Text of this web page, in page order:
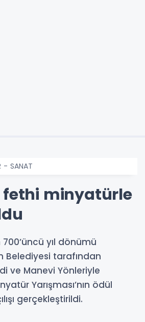
- SANAT
fethi minyatürle
700’üncü yıl dönümü
Belediyesi tarafından
ve Manevi Yönleriyle
Yarışması’nın ödül
gerçekleştirildi.